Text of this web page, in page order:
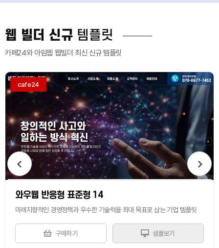
웹 빌더 신규 템플릿
카페24와 아임웹 웹빌더 최신 신규 템플릿
cafe24
와우웹 반응형 표준형 14
미래지향적인 경영정책과 우수한 기술력을 최대 목표로 삼는 기업 템플릿
구매하기 샘플보기